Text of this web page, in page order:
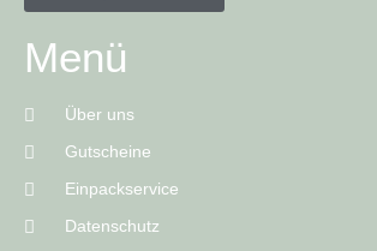
Menü
Über uns
Gutscheine
Einpackservice
Datenschutz